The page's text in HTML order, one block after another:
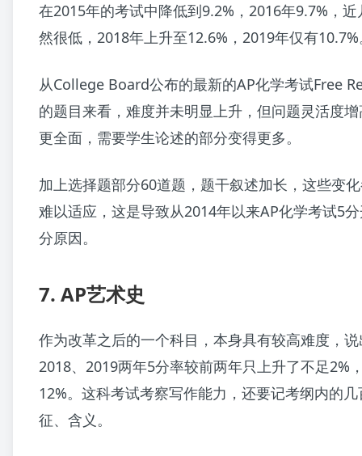
在2015年的考试中降低到9.2%，2016年9.7%，
然很低，2018年上升至12.6%，2019年仅有
从College Board公布的最新的AP化学考试Free
的题目来看，难度并未明显上升，但问题灵活度
更全面，需要学生论述的部分变得更多。
加上选择题部分60道题，题干叙述加长，这些变
难以适应，这是导致从2014年以来AP化学考试5
分原因。
7. AP艺术史
作为改革之后的一个科目，本身具有较高难度，
2018、2019两年5分率较前两年只上升了不足2%
12%。这科考试考察写作能力，还要记考纲内的
征、含义。